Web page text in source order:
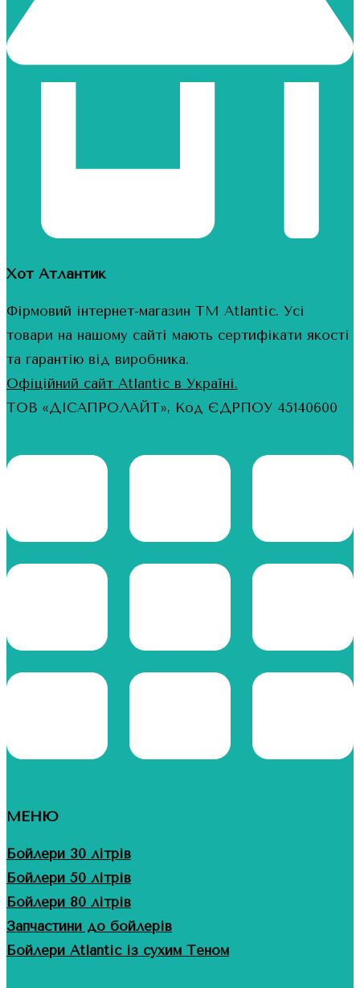
Хот Атлантик
Фірмовий інтернет-магазин ТМ Atlantic. Усі
товари на нашому сайті мають сертифікати якості
та гарантію від виробника.
Офіційний сайт Atlantic в Україні.
ТОВ «ДІСАПРОЛАЙТ», Код ЄДРПОУ 45140600
МЕНЮ
Бойлери 30 літрів
Бойлери 50 літрів
Бойлери 80 літрів
Запчастини до бойлерів
Бойлери Atlantic із сухим Теном